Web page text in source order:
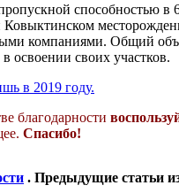
способностью
компаниями. Общий
освоении своих участков.
в 2019 году.
благодарности
Спасибо!
. Предыдущие статьи